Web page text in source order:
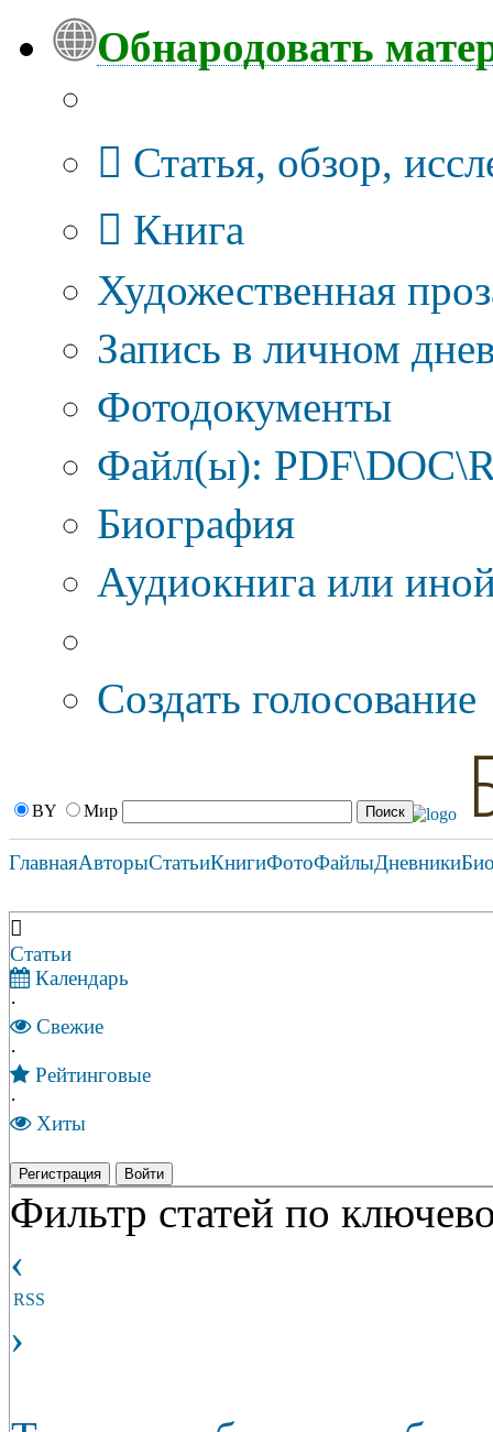
Обнародовать
Статья, обзор,
Книга
Художественная
Запись в личном
Фотодокументы
Файл(ы):
Биография
Аудиокнига или
Создать голосование
BY Мир
ГлавнаяАвторыСтатьиКнигиФотоФайлыДневники
Статьи
Календарь
·
Свежие
·
Рейтинговые
·
Хиты
Регистрация Войти
Фильтр статей по
‹
RSS
›